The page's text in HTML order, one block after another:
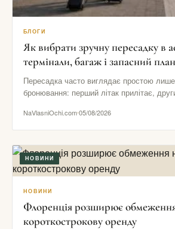
БЛОГИ
Як вибрати зручну пересадку в
термінали, багаж і запасний план
Пересадка часто виглядає простою лише
бронювання: перший літак прилітає,
NaVlasniOchi.com05/08/2026
НОВИНИ
НОВИНИ
Флоренція розширює
короткострокову оренду